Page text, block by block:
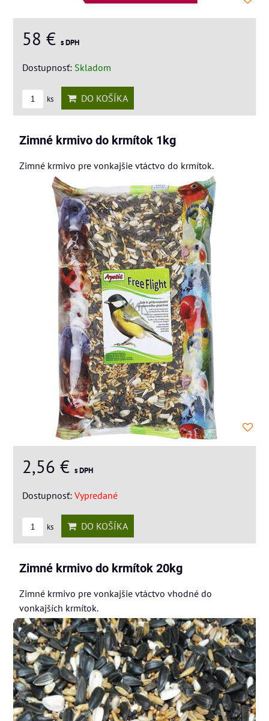
58 € s DPH
Dostupnosť: Skladom
ks DO KOŠÍKA
Zimné krmivo do krmítok 1kg
Zimné krmivo pre vonkajšie vtáctvo do krmítok.
2,56 € s DPH
Dostupnosť: Vypredané
ks DO KOŠÍKA
Zimné krmivo do krmítok 20kg
Zimné krmivo pre vonkajšie vtáctvo vhodné do
vonkajších krmítok.